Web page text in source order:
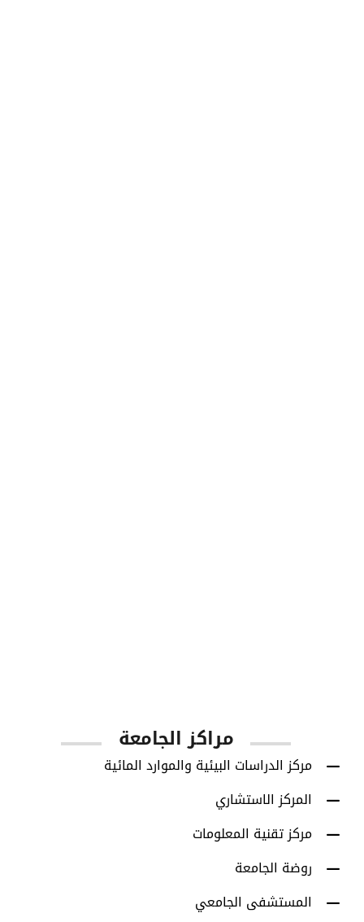
مراكز الجامعة
مركز الدراسات البيئية والموارد المائية
المركز الاستشاري
مركز تقنية المعلومات
روضة الجامعة
المستشفى الجامعي